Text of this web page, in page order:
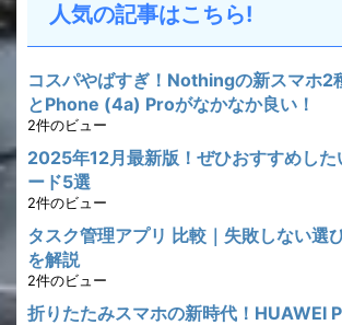
人気の記事はこちら!
コスパやばすぎ！Nothingの新スマホ
とPhone (4a) Proがなかなか良い！
2件のビュー
2025年12月最新版！ぜひおすすめした
ード5選
2件のビュー
タスク管理アプリ 比較｜失敗しない選
を解説
2件のビュー
折りたたみスマホの新時代！HUAWEI